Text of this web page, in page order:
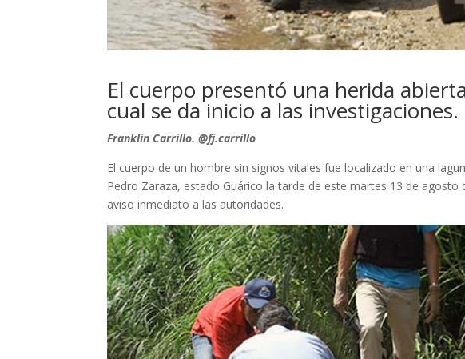
El cuerpo presentó una herida
cual se da inicio a las investigaciones.
Franklin Carrillo. @fj.carrillo
El cuerpo de un hombre sin signos vitales fue localizado en una
Pedro Zaraza, estado Guárico la tarde de este martes 13 de
aviso inmediato a las autoridades.